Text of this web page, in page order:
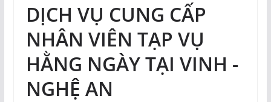
DỊCH VỤ CUNG CẤP
NHÂN VIÊN TẠP VỤ
HẰNG NGÀY TẠI VINH -
NGHỆ AN